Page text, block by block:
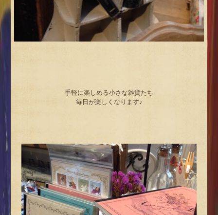
手軽に楽しめる小さな雑貨たち
毎日が楽しくなります♪